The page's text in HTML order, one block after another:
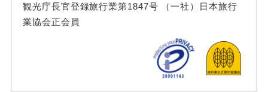
観光庁長官登録旅行業第1847号 （一社）日本旅行
業協会正会員